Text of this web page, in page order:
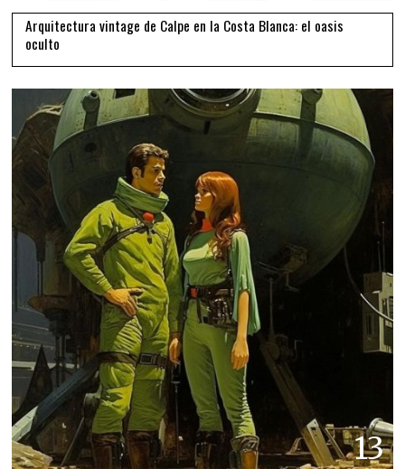
Arquitectura vintage de Calpe en la Costa Blanca: el oasis
oculto
13